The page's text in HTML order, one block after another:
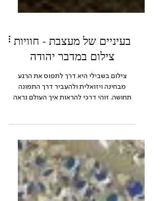
בעיניים של מעצבת - חוויות
צילום במדבר יהודה
מבחינה ויזואלית ולהעביר דרך התמונה
דרך עיניי, מהם הדברים שמושכים את תשומת
מדבר יהודה תמיד משכו אותי, בחורף הם
מקום אהוב עליי במיוחד. בכל פעם מחדש
מתעוררת בי תחושת חיבור עמוקה למרחבים.